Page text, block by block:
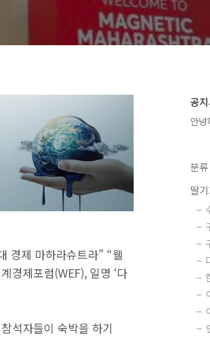
경제 마하라슈트라” “웰
경제포럼(WEF), 일명 ‘다
석자들이 숙박을 하기
공
안녕
분
딸